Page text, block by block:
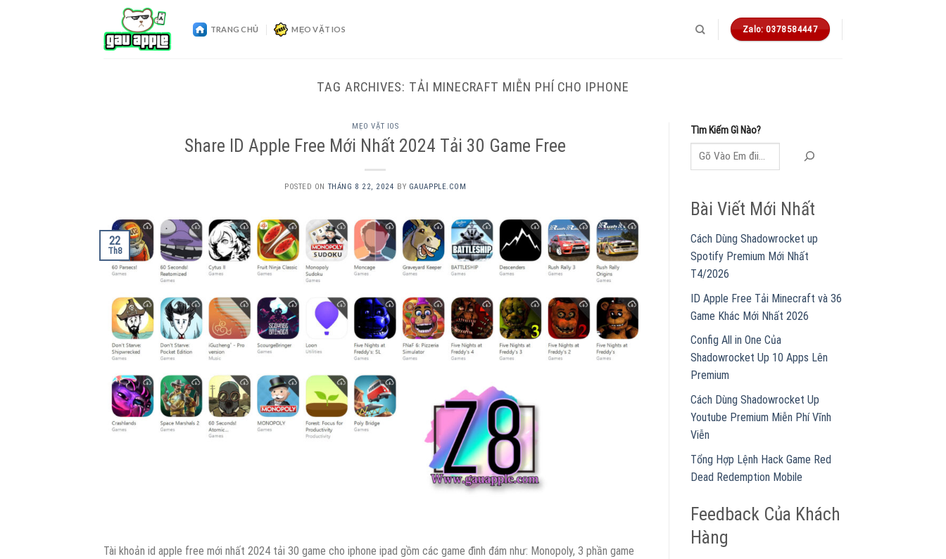
TRANG CHỦ MẸO VẶT IOS Zalo: 0378584447
TAG ARCHIVES: TẢI MINECRAFT MIỄN PHÍ CHO IPHONE
MẸO VẶT IOS
Share ID Apple Free Mới Nhất 2024 Tải 30 Game Free
POSTED ON THÁNG 8 22, 2024 BY GAUAPPLE.COM
22
Th8
Tài khoản id apple free mới nhất 2024 tải 30 game cho iphone ipad gồm các game đình đám như: Monopoly, 3 phần game
Tìm Kiếm Gì Nào?
Bài Viết Mới Nhất
Cách Dùng Shadowrocket up
Spotify Premium Mới Nhất
T4/2026
ID Apple Free Tải Minecraft và 36
Game Khác Mới Nhất 2026
Config All in One Của
Shadowrocket Up 10 Apps Lên
Premium
Cách Dùng Shadowrocket Up
Youtube Premium Miễn Phí Vĩnh
Viễn
Tổng Hợp Lệnh Hack Game Red
Dead Redemption Mobile
Feedback Của Khách
Hàng